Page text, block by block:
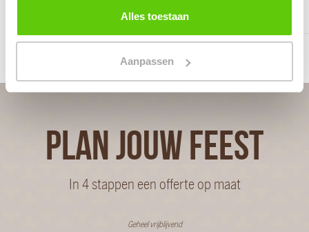
Alles toestaan
Aanpassen
PLAN JOUW FEEST
In 4 stappen een offerte op maat
Geheel vrijblijvend